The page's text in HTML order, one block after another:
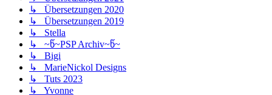
↳ Übersetzungen 2020
↳ Übersetzungen 2019
↳ Stella
↳ ~წ~PSP Archiv~წ~
↳ Bigi
↳ MarieNickol Designs
↳ Tuts 2023
↳ Yvonne